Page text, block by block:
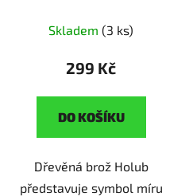
Skladem (3 ks)
299 Kč
DO KOŠÍKU
Dřevěná brož Holub
představuje symbol míru